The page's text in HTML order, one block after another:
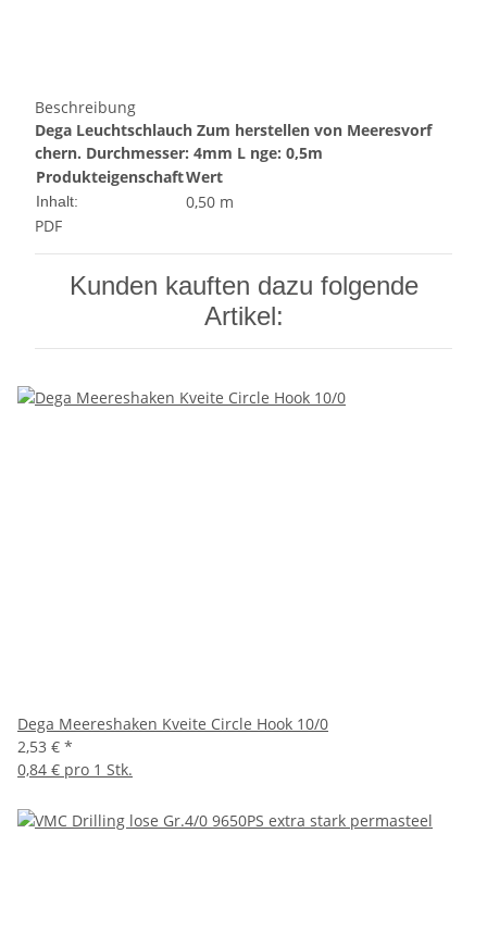
Beschreibung
Dega Leuchtschlauch Zum herstellen von Meeresvorf
chern. Durchmesser: 4mm L nge: 0,5m
ProdukteigenschaftWert
Inhalt:
0,50 m
PDF
Kunden kauften dazu folgende
Artikel:
Dega Meereshaken Kveite Circle Hook 10/0
2,53 € *
0,84 € pro 1 Stk.